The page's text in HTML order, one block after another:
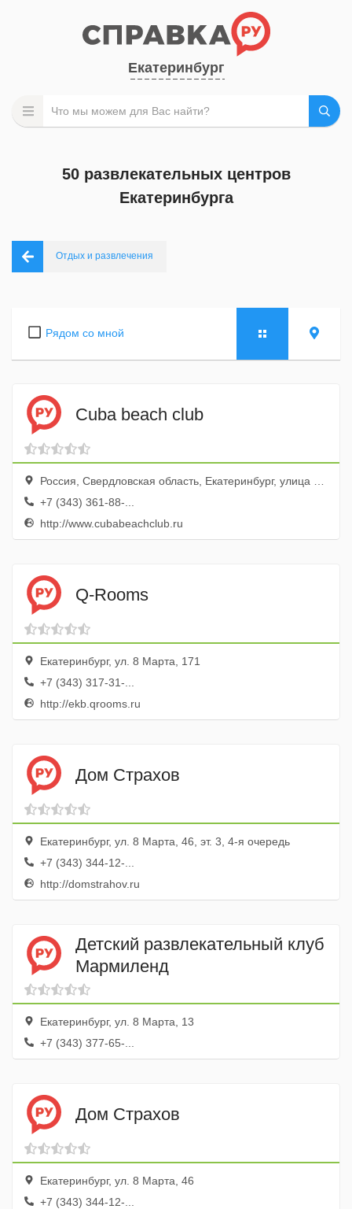
Екатеринбург
50 развлекательных центров
Екатеринбурга
Отдых и развлечения
Рядом со мной
Cuba beach club
Россия, Свердловская область, Екатеринбург, улица Большой Конный Полуостров, 6
+7 (343) 361-88-...
http://www.cubabeachclub.ru
Q-Rooms
Екатеринбург, ул. 8 Марта, 171
+7 (343) 317-31-...
http://ekb.qrooms.ru
Дом Страхов
Екатеринбург, ул. 8 Марта, 46, эт. 3, 4-я очередь
+7 (343) 344-12-...
http://domstrahov.ru
Детский развлекательный клуб
Мармиленд
Екатеринбург, ул. 8 Марта, 13
+7 (343) 377-65-...
Дом Страхов
Екатеринбург, ул. 8 Марта, 46
+7 (343) 344-12-...